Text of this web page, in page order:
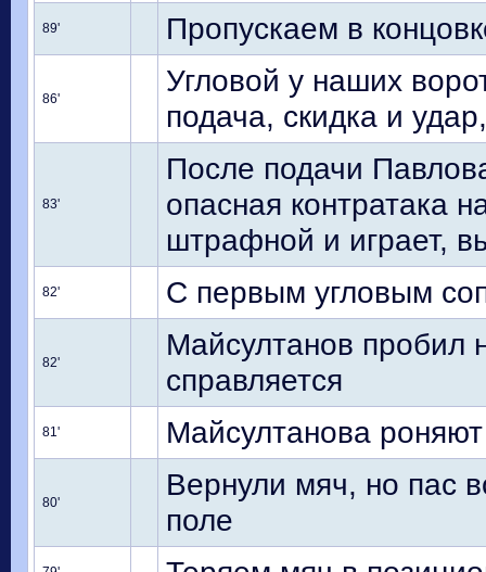
89' Пропускаем в
86'
Угловой у наших
подача, скидка и
83'
После подачи
опасная контратака
штрафной и играет,
82' С первым угловым
82'
Майсултанов пробил
справляется
81' Майсултанова
80'
Вернули мяч, но пас
поле